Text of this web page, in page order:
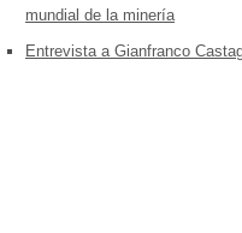
mundial de la minería
Entrevista a Gianfranco